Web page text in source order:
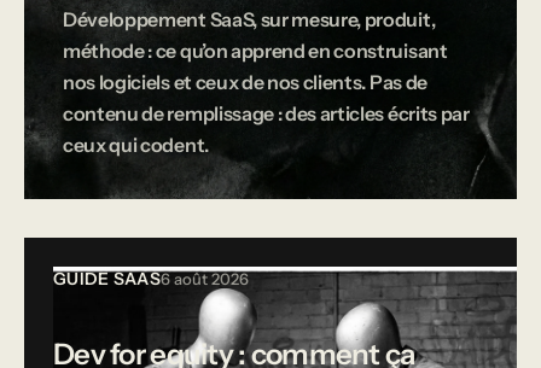
Développement SaaS, sur mesure, produit,
méthode : ce qu’on apprend en construisant
nos logiciels et ceux de nos clients. Pas de
contenu de remplissage : des articles écrits par
ceux qui codent.
GUIDE SAAS6 août 2026
Dev for equity : comment ça